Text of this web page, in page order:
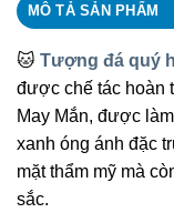
MÔ TẢ SẢN PHẨM
🐱 Tượng đá quý
được chế tác hoàn
May Mắn, được
xanh óng ánh đặc
mặt thẩm mỹ mà
sắc.